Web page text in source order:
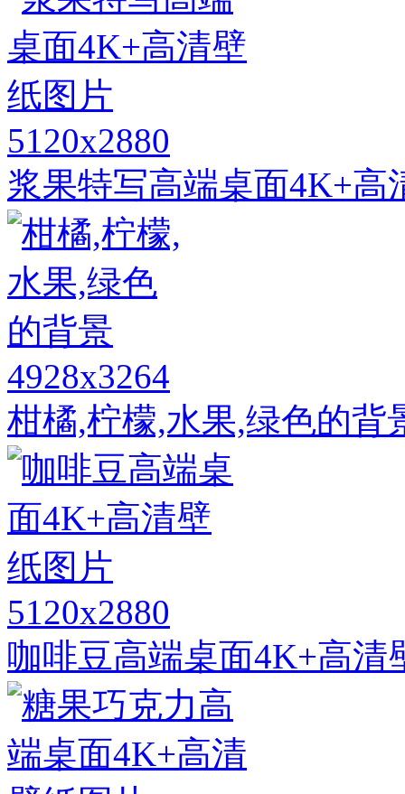
5120x2880
浆果特写高端桌面4K+高
4928x3264
柑橘,柠檬,水果,绿色的背
5120x2880
咖啡豆高端桌面4K+高清